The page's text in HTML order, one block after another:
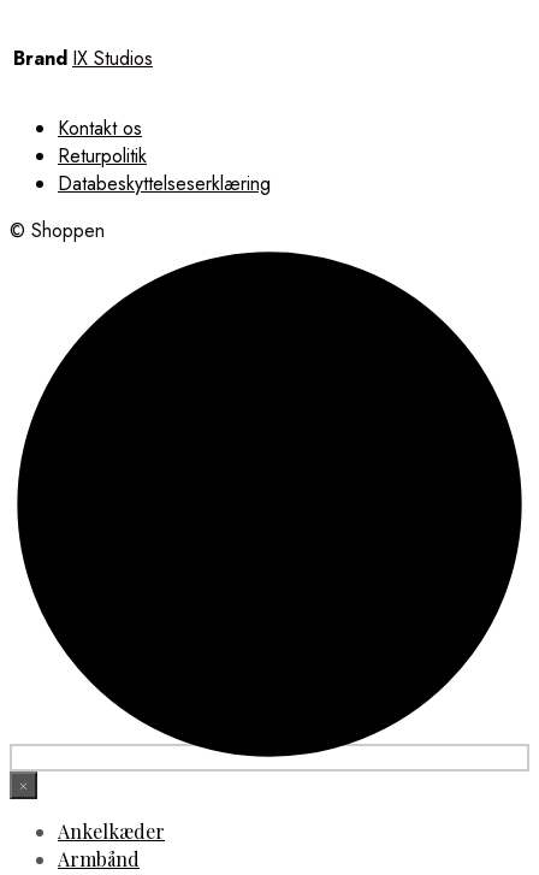
Brand IX Studios
Kontakt os
Returpolitik
Databeskyttelseserklæring
© Shoppen
×
Ankelkæder
Armbånd